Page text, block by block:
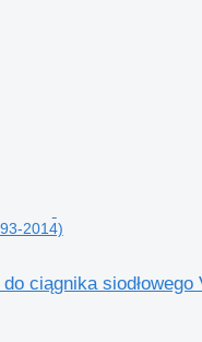
2014)
ciągnika